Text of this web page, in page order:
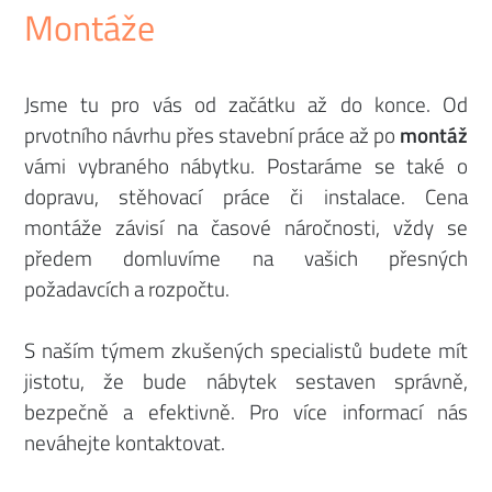
Montáže
Jsme tu pro vás od začátku až do konce. Od
prvotního návrhu přes stavební práce až po montáž
vámi vybraného nábytku. Postaráme se také o
dopravu, stěhovací práce či instalace. Cena
montáže závisí na časové náročnosti, vždy se
předem domluvíme na vašich přesných
požadavcích a rozpočtu.
S naším týmem zkušených specialistů budete mít
jistotu, že bude nábytek sestaven správně,
bezpečně a efektivně. Pro více informací nás
neváhejte kontaktovat.